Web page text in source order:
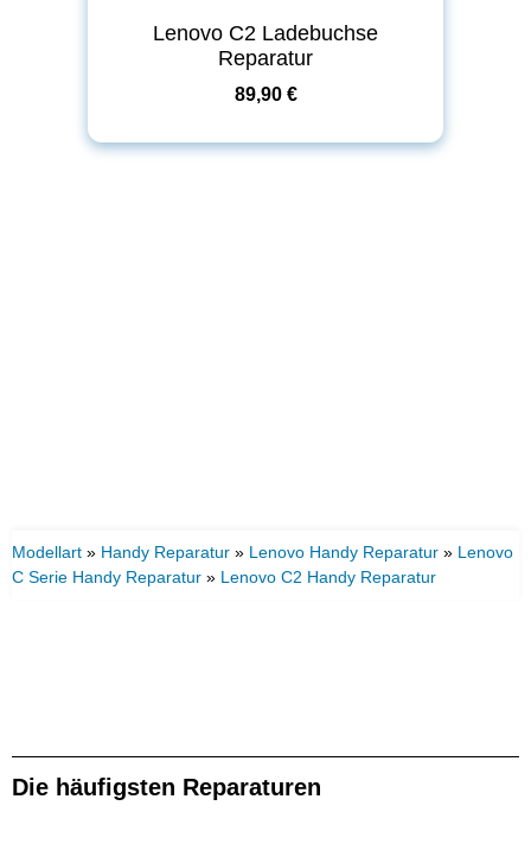
Lenovo C2 Ladebuchse
Reparatur
89,90 €
Modellart » Handy Reparatur » Lenovo Handy Reparatur » Lenovo
C Serie Handy Reparatur » Lenovo C2 Handy Reparatur
Die häufigsten Reparaturen